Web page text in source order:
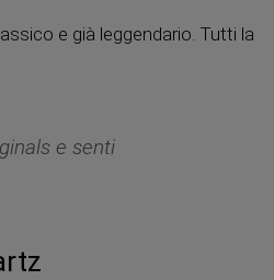
e già leggendario. Tutti la
e senti